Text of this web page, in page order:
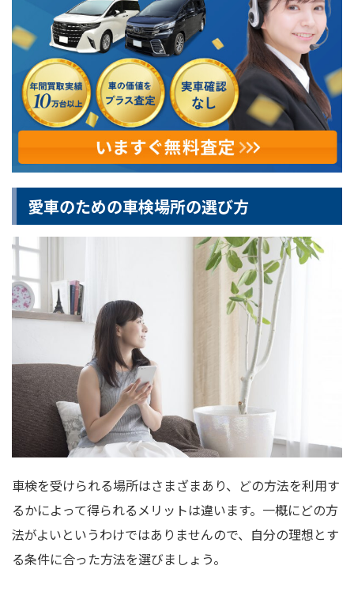
愛車のための車検場所の選び方
車検を受けられる場所はさまざまあり、どの方法を利用す
るかによって得られるメリットは違います。一概にどの方
法がよいというわけではありませんので、自分の理想とす
る条件に合った方法を選びましょう。